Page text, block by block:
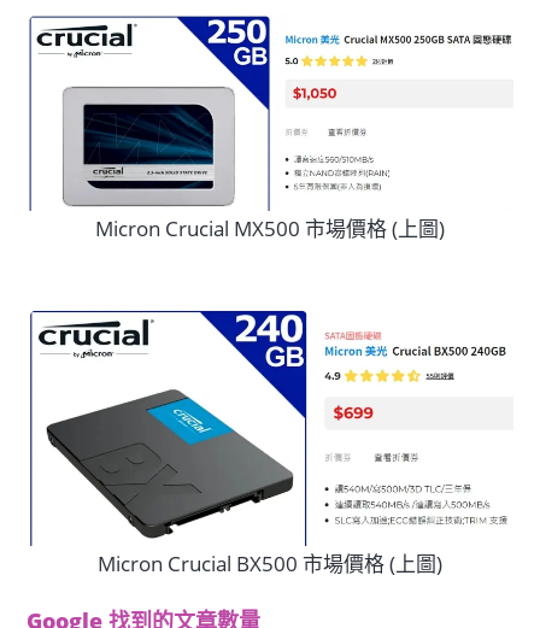
Micron Crucial MX500 市場價格 (上圖)
Micron Crucial BX500 市場價格 (上圖)
Google 找到的文章數量